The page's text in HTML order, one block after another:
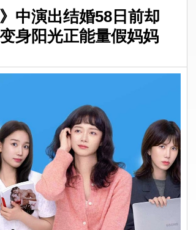
中演出结婚58日前却
身阳光正能量假妈妈